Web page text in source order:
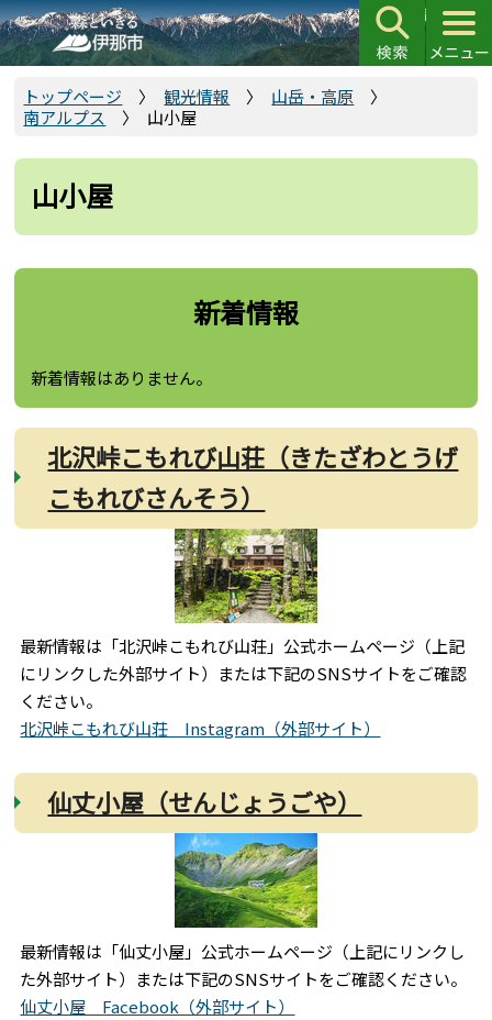
こ
の
ペ
で
トップページ 観光情報
山岳・高原
南アルプス
山小屋
山小屋
新着情報
新着情報はありません。
北沢峠こもれび山荘（きたざわとうげ
こもれびさんそう）
最新情報は「北沢峠こもれび山荘」公式ホームページ（上記
にリンクした外部サイト）または下記のSNSサイトをご確認
ください。
北沢峠こもれび山荘 Instagram（外部サイト）
仙丈小屋（せんじょうごや）
最新情報は「仙丈小屋」公式ホームページ（上記にリンクし
た外部サイト）または下記のSNSサイトをご確認ください。
仙丈小屋 Facebook（外部サイト）